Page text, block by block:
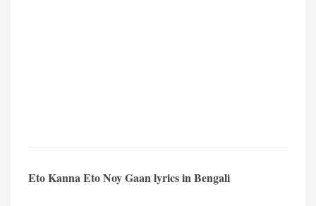
Eto Kanna Eto Noy Gaan lyrics in Bengali